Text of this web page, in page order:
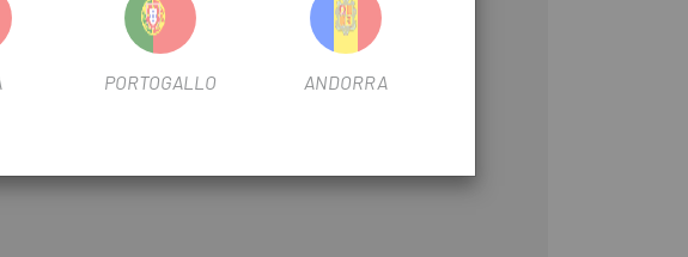
PORTOGALLO ANDORRA